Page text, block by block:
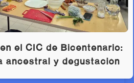
el CIC de Bicentenario:
ancestral y degustación